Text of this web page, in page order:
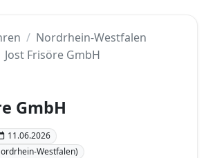
Nordrhein-Westfalen
Jost Frisöre GmbH
GmbH
11.06.2026
Westfalen)